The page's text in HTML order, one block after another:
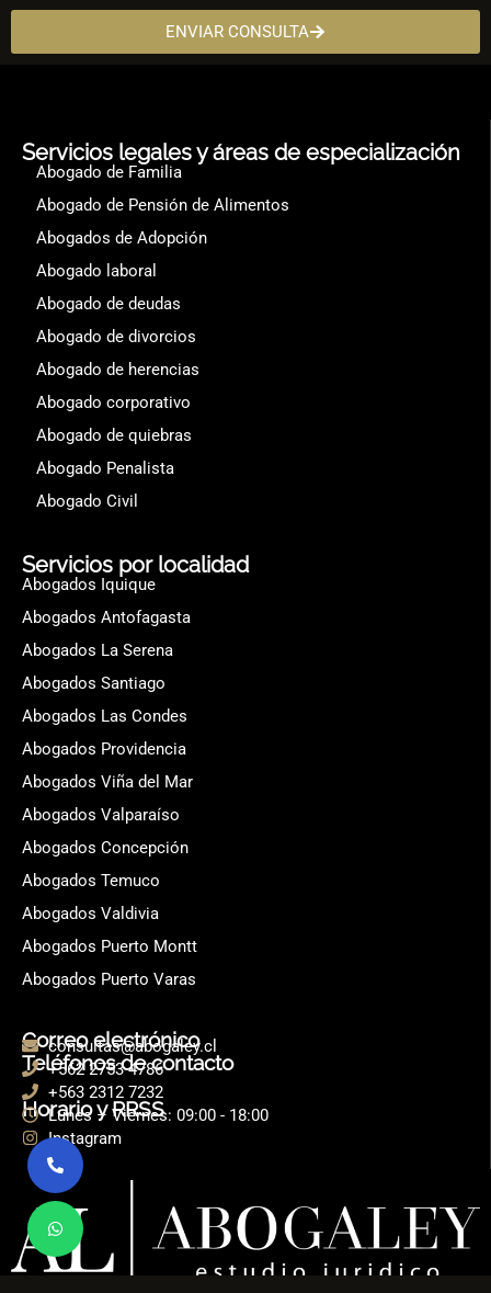
ENVIAR CONSULTA
Servicios legales y áreas de especialización
Abogado de Familia
Abogado de Pensión de Alimentos
Abogados de Adopción
Abogado laboral
Abogado de deudas
Abogado de divorcios
Abogado de herencias
Abogado corporativo
Abogado de quiebras
Abogado Penalista
Abogado Civil
Servicios por localidad
Abogados Iquique
Abogados Antofagasta
Abogados La Serena
Abogados Santiago
Abogados Las Condes
Abogados Providencia
Abogados Viña del Mar
Abogados Valparaíso
Abogados Concepción
Abogados Temuco
Abogados Valdivia
Abogados Puerto Montt
Abogados Puerto Varas
Correo electrónico
consultas@abogaley.cl
Teléfonos de contacto
+562 2753 4786
+563 2312 7232
Horario y RRSS
Lunes – Viernes: 09:00 - 18:00
Instagram